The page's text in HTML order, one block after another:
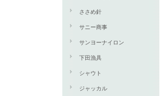
ささめ針
サニー商事
サンヨーナイロン
下田漁具
シャウト
ジャッカル